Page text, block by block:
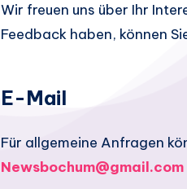
Wir freuen uns über Ihr
Feedback haben, können
E-Mail
Für allgemeine Anfragen
Newsbochum@gmail.com